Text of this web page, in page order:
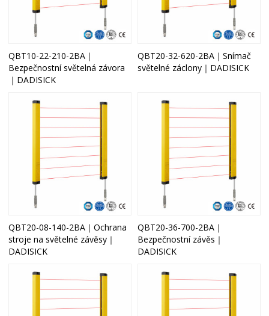
QBT10-22-210-2BA｜
Bezpečnostní světelná závora
｜DADISICK
QBT20-32-620-2BA｜Snímač
světelné záclony｜DADISICK
QBT20-08-140-2BA｜Ochrana
stroje na světelné závěsy｜
DADISICK
QBT20-36-700-2BA｜
Bezpečnostní závěs｜
DADISICK